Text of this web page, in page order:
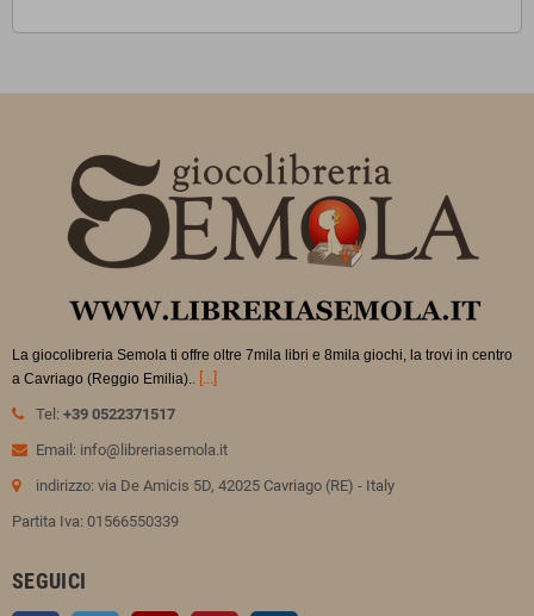
La giocolibreria Semola ti offre oltre 7mila libri e 8mila giochi, la trovi in centro
a Cavriago (Reggio Emilia). . [...]
Tel: +39 0522371517
Email: info@libreriasemola.it
indirizzo: via De Amicis 5D, 42025 Cavriago (RE) - Italy
Partita Iva: 01566550339
SEGUICI